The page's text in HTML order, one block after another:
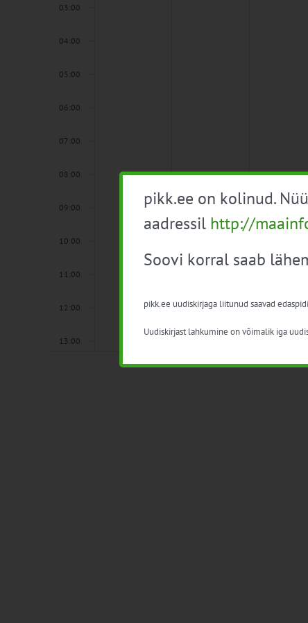
03:00
04:00
05:00
06:00
07:00
08:00
09:00
10:00
11:00
12:00
13:00
pikk.ee on kolinud.
aadressil http://
Soovi korral saab
pikk.ee uudiskirjaga liitunud saavad
Uudiskirjast lahkumine on võimalik iga